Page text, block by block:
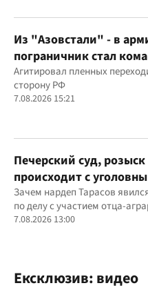
Из "Азовстали" - в
пограничник стал
расчета оккупантов
Агитировал пленных
сторону РФ
7.08.2026 15:21
Печерский суд,
происходит с
участием агробарона
Зачем нардеп Тарасов
по делу с участием отца-
7.08.2026 13:00
Ексклюзив: видео